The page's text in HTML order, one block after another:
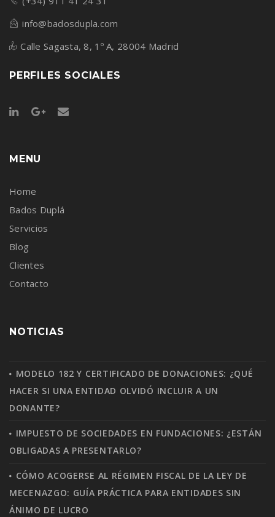
info@badosdupla.com
Calle Sagasta, 8, 1º A, 28004 Madrid
PERFILES SOCIALES
MENU
Home
Bados Duplá
Servicios
Blog
Clientes
Contacto
NOTICIAS
MODELO 182 Y CERTIFICADO DE DONACIONES: ¿QUÉ
HACER SI UNA ENTIDAD OLVIDÓ INCLUIR A UN
DONANTE?
IMPUESTO DE SOCIEDADES EN FUNDACIONES: ¿ESTÁN
OBLIGADAS A PRESENTARLO?
CÓMO ACOGERSE AL RÉGIMEN FISCAL DE LA LEY DE
MECENAZGO: GUÍA PRÁCTICA PARA ENTIDADES SIN
ÁNIMO DE LUCRO